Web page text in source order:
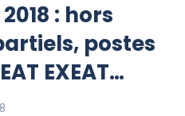
: hors
postes
EXEAT…